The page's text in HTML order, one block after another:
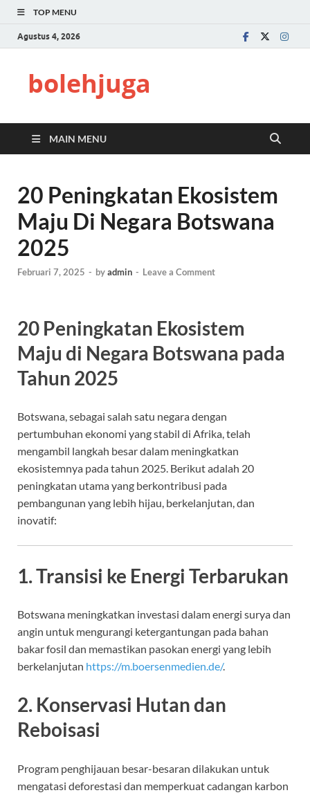
TOP MENU
Agustus 4, 2026
bolehjuga
MAIN MENU
20 Peningkatan Ekosistem
Maju Di Negara Botswana
2025
Februari 7, 2025 - byadmin - Leave a Comment
20 Peningkatan Ekosistem
Maju di Negara Botswana pada
Tahun 2025
Botswana, sebagai salah satu negara dengan
pertumbuhan ekonomi yang stabil di Afrika, telah
mengambil langkah besar dalam meningkatkan
ekosistemnya pada tahun 2025. Berikut adalah 20
peningkatan utama yang berkontribusi pada
pembangunan yang lebih hijau, berkelanjutan, dan
inovatif:
1. Transisi ke Energi Terbarukan
Botswana meningkatkan investasi dalam energi surya dan
angin untuk mengurangi ketergantungan pada bahan
bakar fosil dan memastikan pasokan energi yang lebih
berkelanjutan https://m.boersenmedien.de/.
2. Konservasi Hutan dan
Reboisasi
Program penghijauan besar-besaran dilakukan untuk
mengatasi deforestasi dan memperkuat cadangan karbon